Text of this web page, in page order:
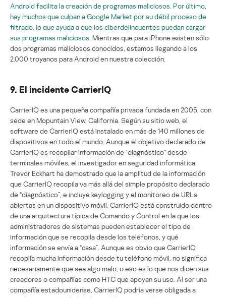
Android facilita la creación de programas maliciosos. Por último,
hay muchos que culpan a Google Market por su débil proceso de
filtrado, lo que ayuda a que los ciberdelincuentes puedan cargar
sus programas maliciosos. Mientras que para iPhone existen sólo
dos programas maliciosos conocidos, estamos llegando a los
2.000 troyanos para Android en nuestra colección.
9. El incidente CarrierIQ
CarrierIQ es una pequeña compañía privada fundada en 2005, con
sede en Mopuntain View, California. Según su sitio web, el
software de CarrierIQ está instalado en más de 140 millones de
dispositivos en todo el mundo. Aunque el objetivo declarado de
CarrierIQ es recopilar información de “diagnóstico” desde
terminales móviles, el investigador en seguridad informática
Trevor Eckhart ha demostrado que la amplitud de la información
que CarrierIQ recopila va más allá del simple propósito declarado
de “diagnóstico”, e incluye keylogging y el monitoreo de URLs
abiertas en un dispositivo móvil. CarrierIQ está construido dentro
de una arquitectura típica de Comando y Control en la que los
administradores de sistemas pueden establecer el tipo de
información que se recopila desde los teléfonos, y qué
información se envía a “casa”. Aunque es obvio que CarrierIQ
recopila mucha información desde tu teléfono móvil, no significa
necesariamente que sea algo malo, o eso es lo que nos dicen sus
creadores o compañías como HTC que apoyan su uso. Al ser una
compañía estadounidense, CarrierIQ podría verse obligada a